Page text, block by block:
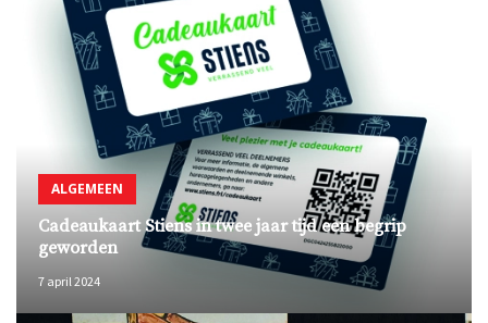
ALGEMEEN
Cadeaukaart Stiens in twee jaar tijd een begrip
geworden
7 april 2024